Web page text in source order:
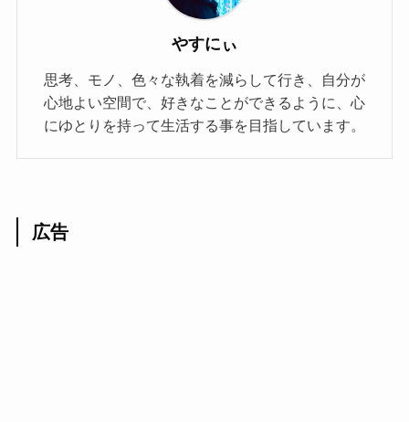
やすにぃ
思考、モノ、色々な執着を減らして行き、自分が
心地よい空間で、好きなことができるように、心
にゆとりを持って生活する事を目指しています。
広告